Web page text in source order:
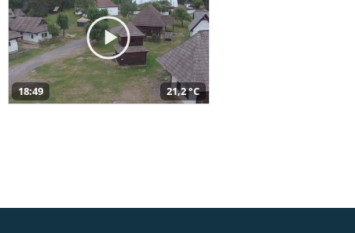
18:49 21,2 °C